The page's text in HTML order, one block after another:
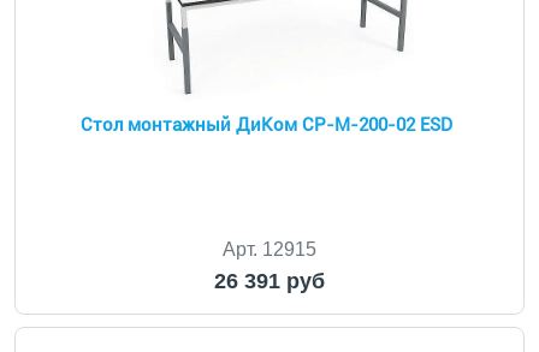
Стол монтажный ДиКом СР-М-200-02 ESD
Арт. 12915
26 391 руб